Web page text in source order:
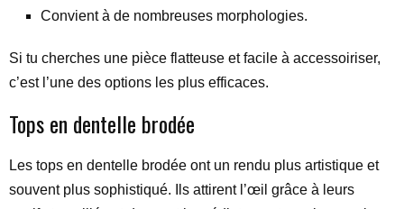
Convient à de nombreuses morphologies.
Si tu cherches une pièce flatteuse et facile à accessoiriser,
c’est l’une des options les plus efficaces.
Tops en dentelle brodée
Les tops en dentelle brodée ont un rendu plus artistique et
souvent plus sophistiqué. Ils attirent l’œil grâce à leurs